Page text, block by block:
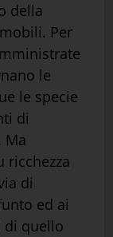
della
Per
le
le specie
di
Ma
ricchezza
di
ed ai
di quello